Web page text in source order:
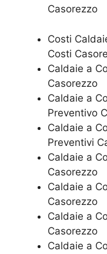
Casorezzo
Costi
Costi
Caldaie a
Casorezzo
Caldaie a
Preventivo
Caldaie a
Preventivi
Caldaie a
Casorezzo
Caldaie a
Casorezzo
Caldaie a
Casorezzo
Caldaie a